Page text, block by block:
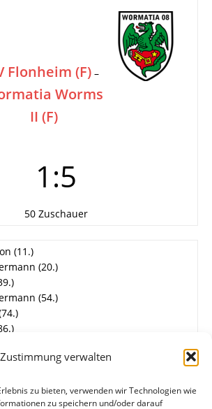
Zustimmung verwalten
zu bieten, verwenden wir Technologien wie
zu speichern und/oder darauf
Flonheim (F) –
Worms
II (F)
1:5
50 Zuschauer
(11.)
(20.)
(54.)
Schweitzer, Chitdon, Zelt, Klee, Raiß (60.